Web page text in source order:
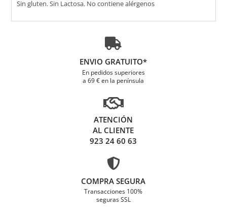
Sin gluten. Sin Lactosa. No contiene alérgenos

ENVIO GRATUITO*
En pedidos superiores
a 69 € en la península

ATENCIÓN
AL CLIENTE
923 24 60 63

COMPRA SEGURA
Transacciones 100%
seguras SSL